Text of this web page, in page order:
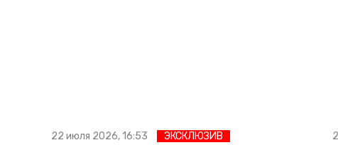
22 июля 2026, 16:53 ЭКСКЛЮЗИВ